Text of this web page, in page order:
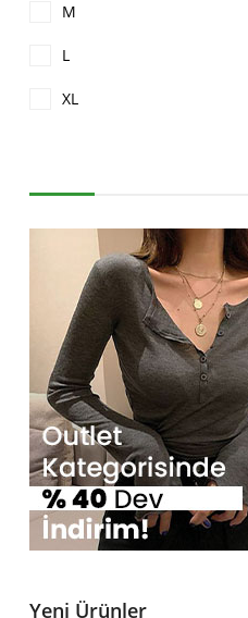
M
L
XL
Yeni Ürünler